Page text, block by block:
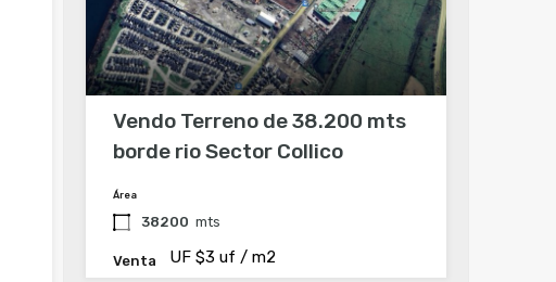
Vendo Terreno de 38.200 mts
borde rio Sector Collico
Área
38200 mts
Venta UF $3 uf / m2